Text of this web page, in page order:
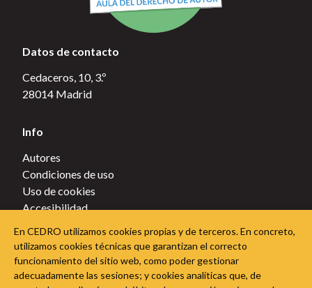
Datos de contacto
Cedaceros, 10, 3.º
28014 Madrid
Info
Autores
Condiciones de uso
Uso de cookies
Accesibilidad
Política de cookies
Sigue a CEDRO en las redes sociales
En CEDRO utilizamos cookies propias y de terceros. En concreto,
utilizamos cookies técnicas que garantizan el correcto
funcionamiento del sitio web, como poder gestionar
adecuadamente las sesiones; y cookies analíticas que, de